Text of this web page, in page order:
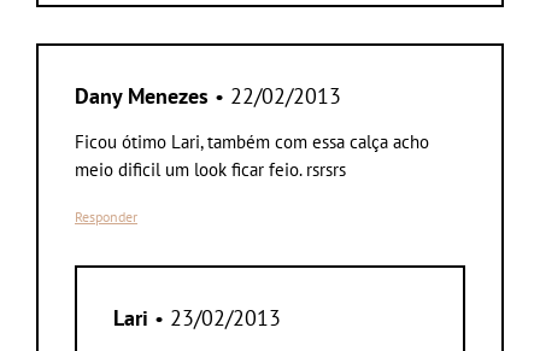
Dany Menezes • 22/02/2013
Ficou ótimo Lari, também com essa calça acho
meio dificil um look ficar feio. rsrsrs
Responder
Lari • 23/02/2013